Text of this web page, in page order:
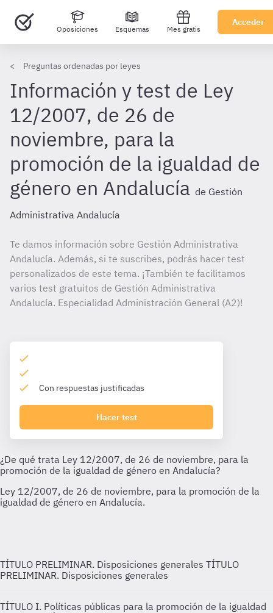
Oposiciones Esquemas Mes gratis
Acceder
Preguntas ordenadas por leyes
Información y test de Ley
12/2007, de 26 de
noviembre, para la
promoción de la igualdad de
género en Andalucía de Gestión
Administrativa Andalucía
Te damos información sobre Gestión Administrativa
Andalucía. Además, si te suscribes, podrás hacer test
personalizados de este tema. ¡También te facilitamos
varios test gratuitos de Gestión Administrativa
Andalucía. Especialidad Administración General (A2)!
Con respuestas justificadas
Hacer test
TÍTULO PRELIMINAR. Disposiciones generales TÍTULO
PRELIMINAR. Disposiciones generales
TÍTULO I. Políticas públicas para la promoción de la igualdad